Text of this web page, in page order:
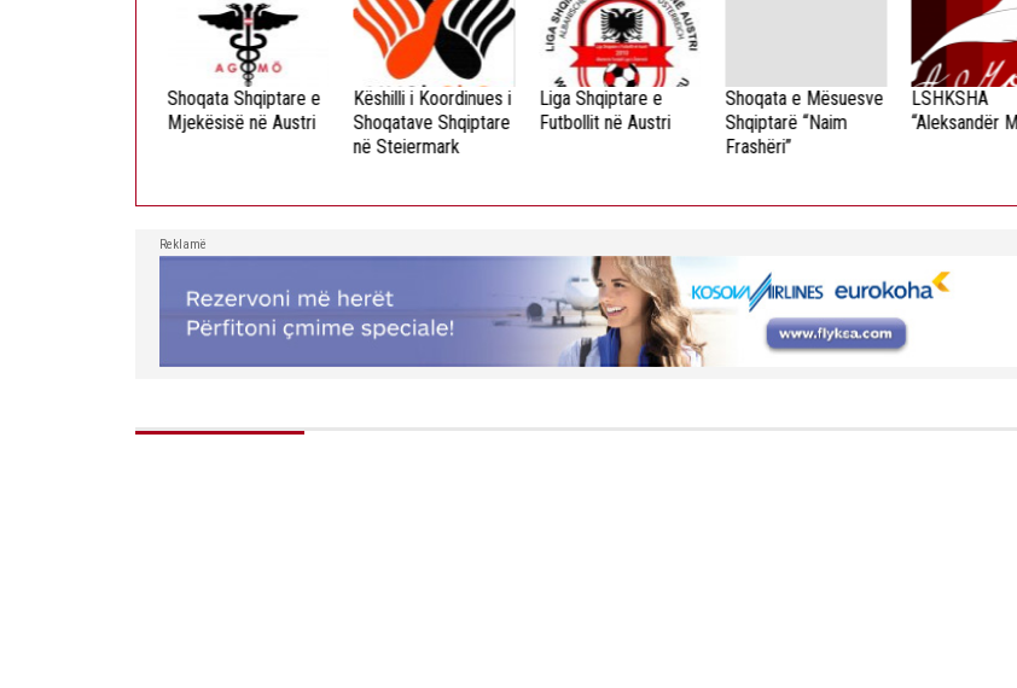
Shoqata Shqiptare e
Mjekësisë në Austri
Këshilli i Koordinues i
Shoqatave Shqiptare
në Steiermark
Liga Shqiptare e
Futbollit në Austri
Shoqata e Mësuesve
Shqiptarë “Naim
Frashëri”
LSHKSHA
“Aleksandër
Reklamë